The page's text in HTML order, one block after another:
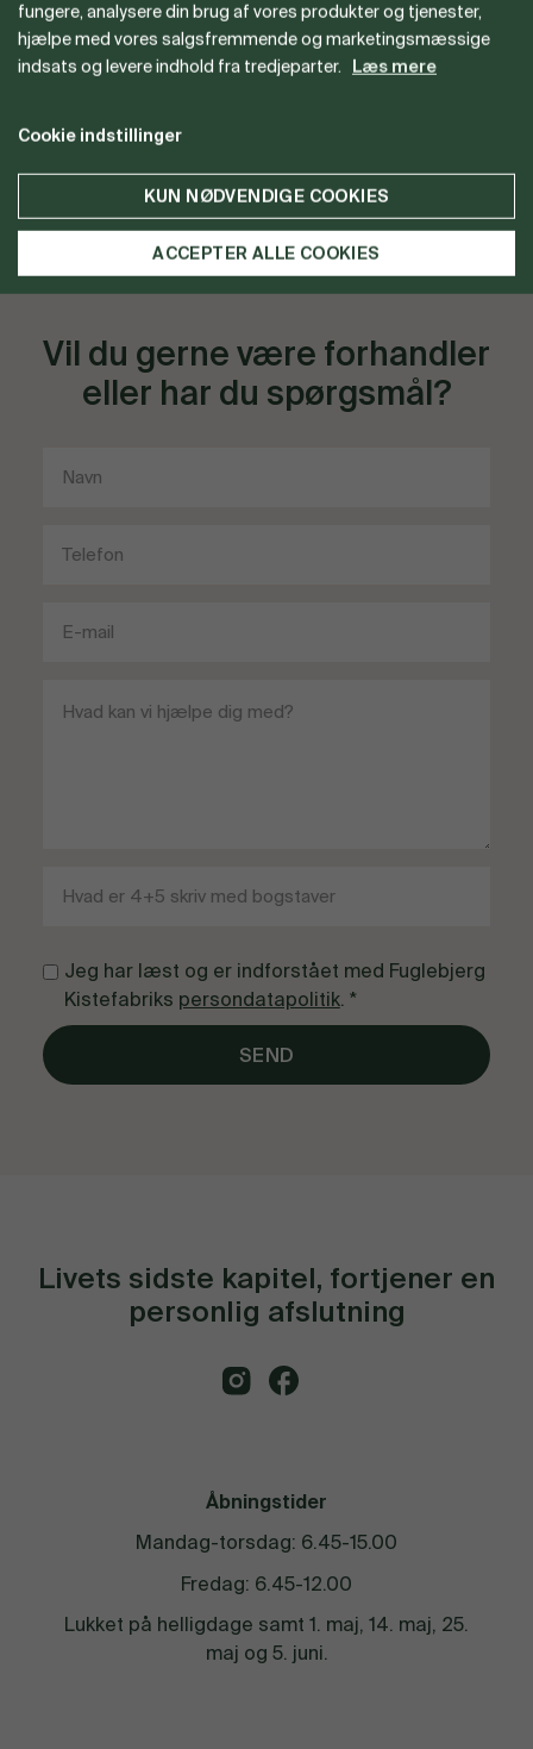
Vil du gerne være forhandler
eller har du spørgsmål?
Jeg har læst og er indforstået med Fuglebjerg
Kistefabriks persondatapolitik. *
Livets sidste kapitel, fortjener en
personlig afslutning
Åbningstider
Mandag-torsdag: 6.45-15.00
Fredag: 6.45-12.00
Lukket på helligdage samt 1. maj, 14. maj, 25.
maj og 5. juni.
fungere, analysere din brug af vores produkter og tjenester,
hjælpe med vores salgsfremmende og marketingsmæssige
indsats og levere indhold fra tredjeparter.
Læs mere
Cookie indstillinger
KUN NØDVENDIGE COOKIES
ACCEPTER ALLE COOKIES